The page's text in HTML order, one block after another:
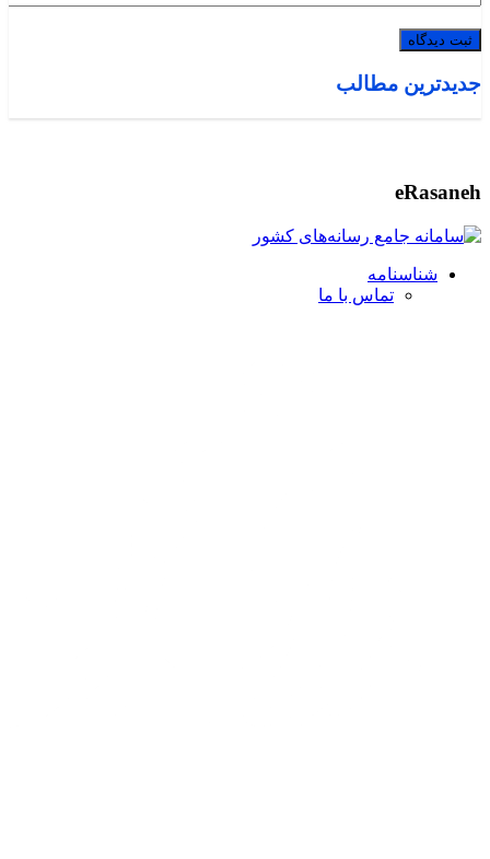
جدیدترین مطالب
eRasaneh
شناسنامه
تماس با ما